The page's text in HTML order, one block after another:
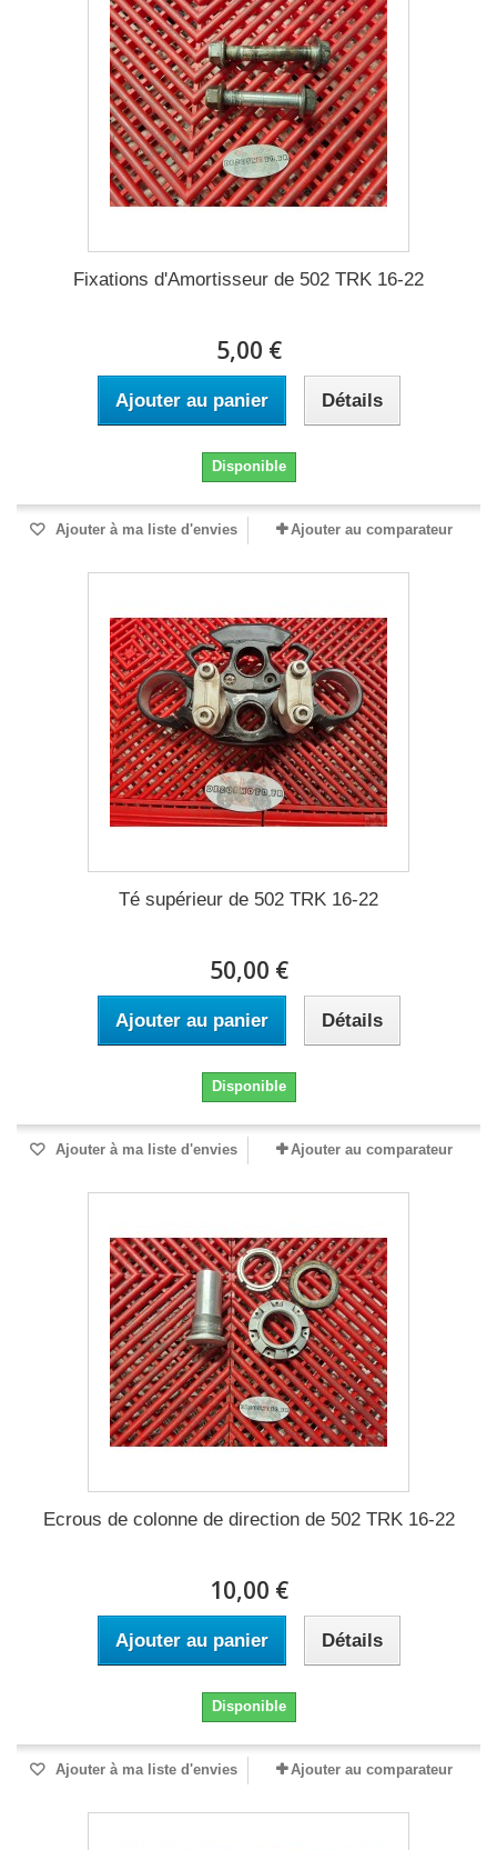
Fixations d'Amortisseur de 502 TRK 16-22
5,00 €
Ajouter au panier Détails
Disponible
Ajouter à ma liste d'envies Ajouter au comparateur
Té supérieur de 502 TRK 16-22
50,00 €
Ajouter au panier Détails
Disponible
Ajouter à ma liste d'envies Ajouter au comparateur
Ecrous de colonne de direction de 502 TRK 16-22
10,00 €
Ajouter au panier Détails
Disponible
Ajouter à ma liste d'envies Ajouter au comparateur